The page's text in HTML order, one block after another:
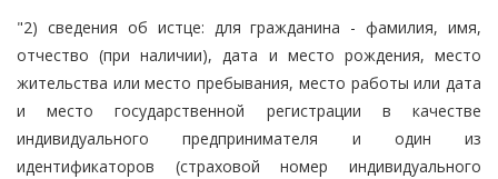
"2) сведения об истце: для гражданина - фамилия, имя,
отчество (при наличии), дата и место рождения, место
жительства или место пребывания, место работы или дата
и место государственной регистрации в качестве
индивидуального предпринимателя и один из
идентификаторов (страховой номер индивидуального